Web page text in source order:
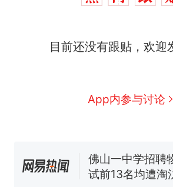
目前还没有跟贴，欢迎
App内参与讨论
人生
新 费大厨“全国
号，仅凭视频评
佛山一中学招聘
试前13名均遭淘